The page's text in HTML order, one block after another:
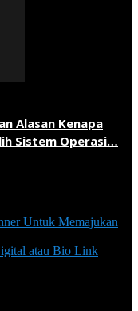
Alasan Kenapa
Sistem Operasi…
Untuk Memajukan
atau Bio Link